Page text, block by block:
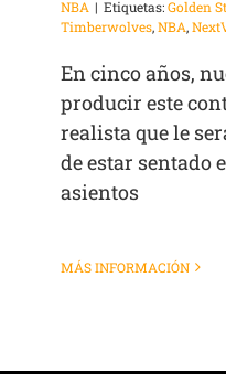
NBA | Etiquetas:Golden
Timberwolves,NBA,
En cinco años,
producir este
realista que le
de estar sentado
asientos
MÁS INFORMACIÓN